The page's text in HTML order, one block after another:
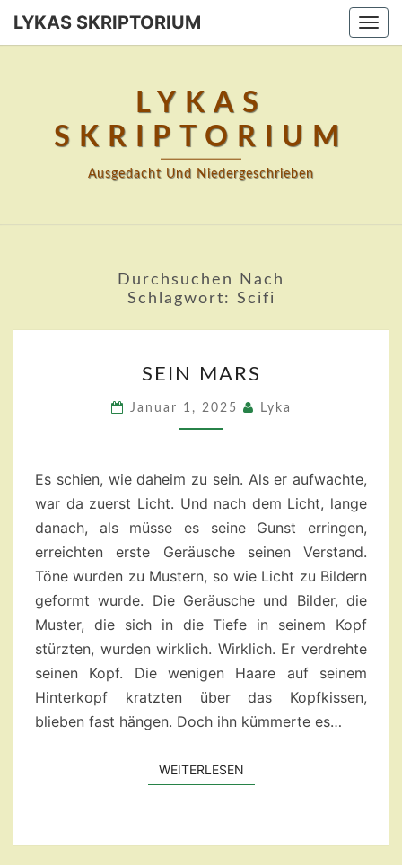
Skip
LYKAS SKRIPTORIUM
LYKAS
SKRIPTORIUM
Ausgedacht Und Niedergeschrieben
Durchsuchen Nach
Schlagwort: Scifi
MARS
SEIN MARS
Januar 1, 2025 Lyka
Es schien, wie daheim zu sein. Als er aufwachte,
war da zuerst Licht. Und nach dem Licht, lange
danach, als müsse es seine Gunst erringen,
erreichten erste Geräusche seinen Verstand.
Töne wurden zu Mustern, so wie Licht zu Bildern
geformt wurde. Die Geräusche und Bilder, die
Muster, die sich in die Tiefe in seinem Kopf
stürzten, wurden wirklich. Wirklich. Er verdrehte
seinen Kopf. Die wenigen Haare auf seinem
Hinterkopf kratzten über das Kopfkissen,
blieben fast hängen. Doch ihn kümmerte es…
WEITERLESENWEITERLESEN